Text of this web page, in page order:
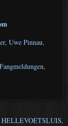
, Uwe Pinnau,
Fangmeldungen,
HELLEVOETSLUIS,